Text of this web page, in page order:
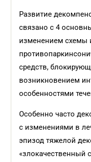
Развитие
связано с 4
изменением схемы
средств,
возникновением
особенностями
Особенно часто
с изменениями в
эпизод тяжелой
«злокачественный